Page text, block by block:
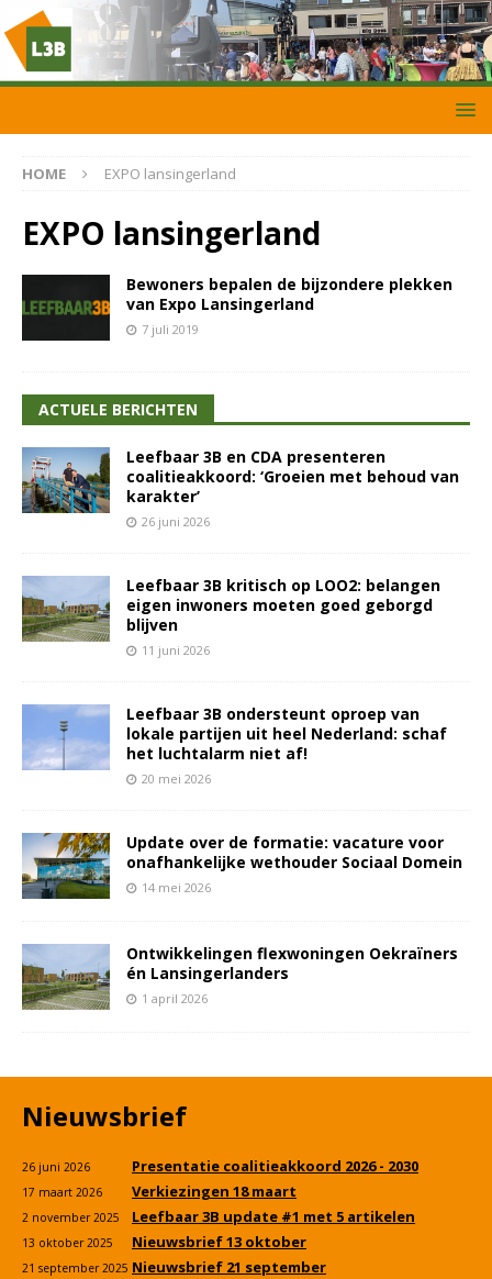
HOME EXPO lansingerland
EXPO lansingerland
Bewoners bepalen de bijzondere plekken
van Expo Lansingerland
7 juli 2019
ACTUELE BERICHTEN
Leefbaar 3B en CDA presenteren
coalitieakkoord: ‘Groeien met behoud van
karakter’
26 juni 2026
Leefbaar 3B kritisch op LOO2: belangen
eigen inwoners moeten goed geborgd
blijven
11 juni 2026
Leefbaar 3B ondersteunt oproep van
lokale partijen uit heel Nederland: schaf
het luchtalarm niet af!
20 mei 2026
Update over de formatie: vacature voor
onafhankelijke wethouder Sociaal Domein
14 mei 2026
Ontwikkelingen flexwoningen Oekraïners
én Lansingerlanders
1 april 2026
Nieuwsbrief
26 juni 2026 Presentatie coalitieakkoord 2026 - 2030
17 maart 2026 Verkiezingen 18 maart
2 november 2025 Leefbaar 3B update #1 met 5 artikelen
13 oktober 2025 Nieuwsbrief 13 oktober
21 september 2025 Nieuwsbrief 21 september